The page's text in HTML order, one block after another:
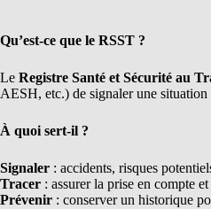
Qu’est-ce que le RSST ?
Le Registre Santé et Sécurité au
AESH, etc.) de signaler une situation
À quoi sert-il ?
Signaler : accidents, risques
Tracer : assurer la prise en compte
Prévenir : conserver un historique